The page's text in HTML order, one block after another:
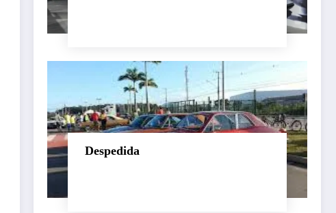
Despedida